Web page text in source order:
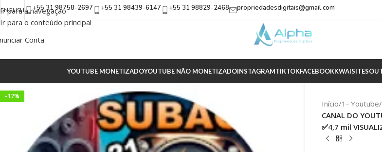
Ir para a navegação
Ir para o conteúdo principal
ENGLISH +55 31 98758-2697 +55 31 98439-6147 +55 31 98829-2468 propriedadesdigitais@gmail.com
Conta
YOUTUBE MONETIZADOYOUTUBE NÃO MONETIZADOINSTAGRAMTIKTOKFACEBOOKKWAISITES
-17%
Início/1- Youtube/
CANAL DO
✅4,7 mil